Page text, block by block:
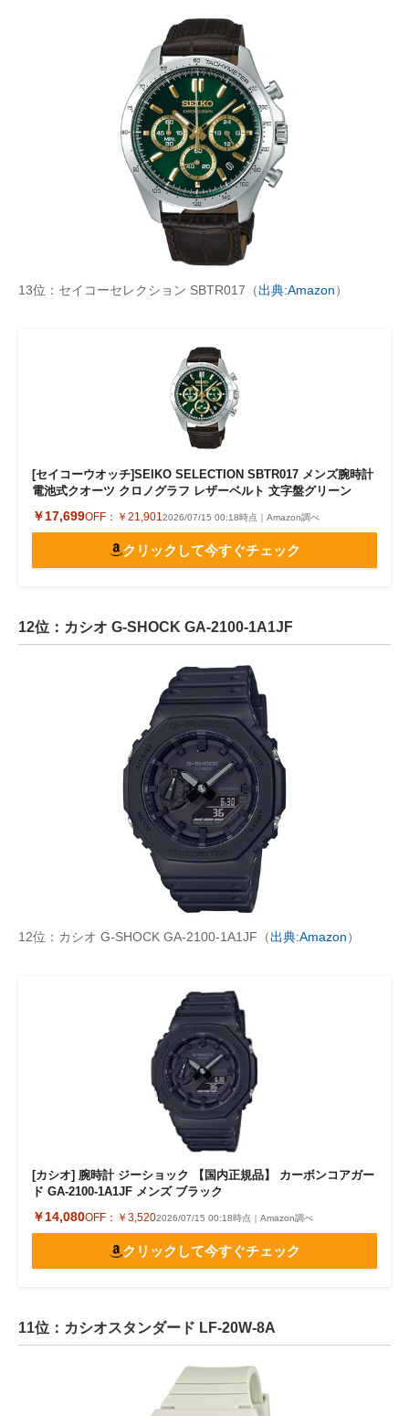
13位：セイコーセレクション SBTR017（出典:Amazon）
[セイコーウオッチ]SEIKO SELECTION SBTR017 メンズ腕時計
電池式クオーツ クロノグラフ レザーベルト 文字盤グリーン
￥17,699OFF： ￥21,901 2026/07/15 00:18時点｜Amazon調べ
クリックして今すぐチェック
12位：カシオ G-SHOCK GA-2100-1A1JF
12位：カシオ G-SHOCK GA-2100-1A1JF（出典:Amazon）
[カシオ] 腕時計 ジーショック 【国内正規品】 カーボンコアガー
ド GA-2100-1A1JF メンズ ブラック
￥14,080OFF： ￥3,5202026/07/15 00:18時点｜Amazon調べ
クリックして今すぐチェック
11位：カシオスタンダード LF-20W-8A